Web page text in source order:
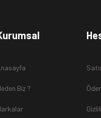
sitesinden almış
Biz ?